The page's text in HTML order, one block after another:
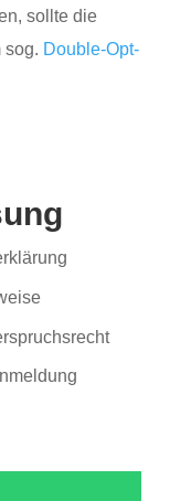
sollte die
sog. Double-Opt-